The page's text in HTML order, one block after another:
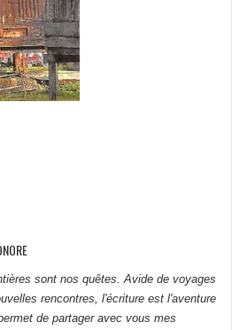
sont nos quêtes. Avide de voyages
rencontres, l'écriture est l'aventure
de partager avec vous mes